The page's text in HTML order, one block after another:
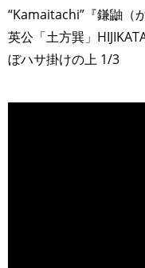
“Kamaitachi”『鎌鼬（
英公「土方巽」
ぼハサ掛けの上 1/3